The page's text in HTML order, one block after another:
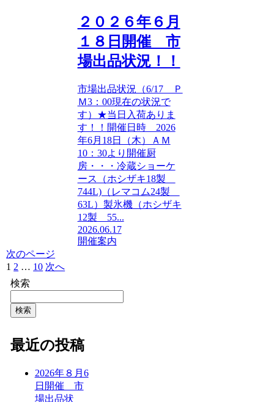
２０２６年６月
１８日開催 市
場出品状況！！
市場出品状況（6/17 Ｐ
Ｍ3：00現在の状況で
す）★当日入荷ありま
す！！開催日時 2026
年6月18日（木）ＡＭ
10：30より開催厨
房・・・冷蔵ショーケ
ース（ホシザキ18製
744L)（レマコム24製
63L）製氷機（ホシザキ
12製 55...
2026.06.17
開催案内
次のページ
1 2 … 10 次へ
検索
検索
最近の投稿
2026年８月6
日開催 市
場出品状